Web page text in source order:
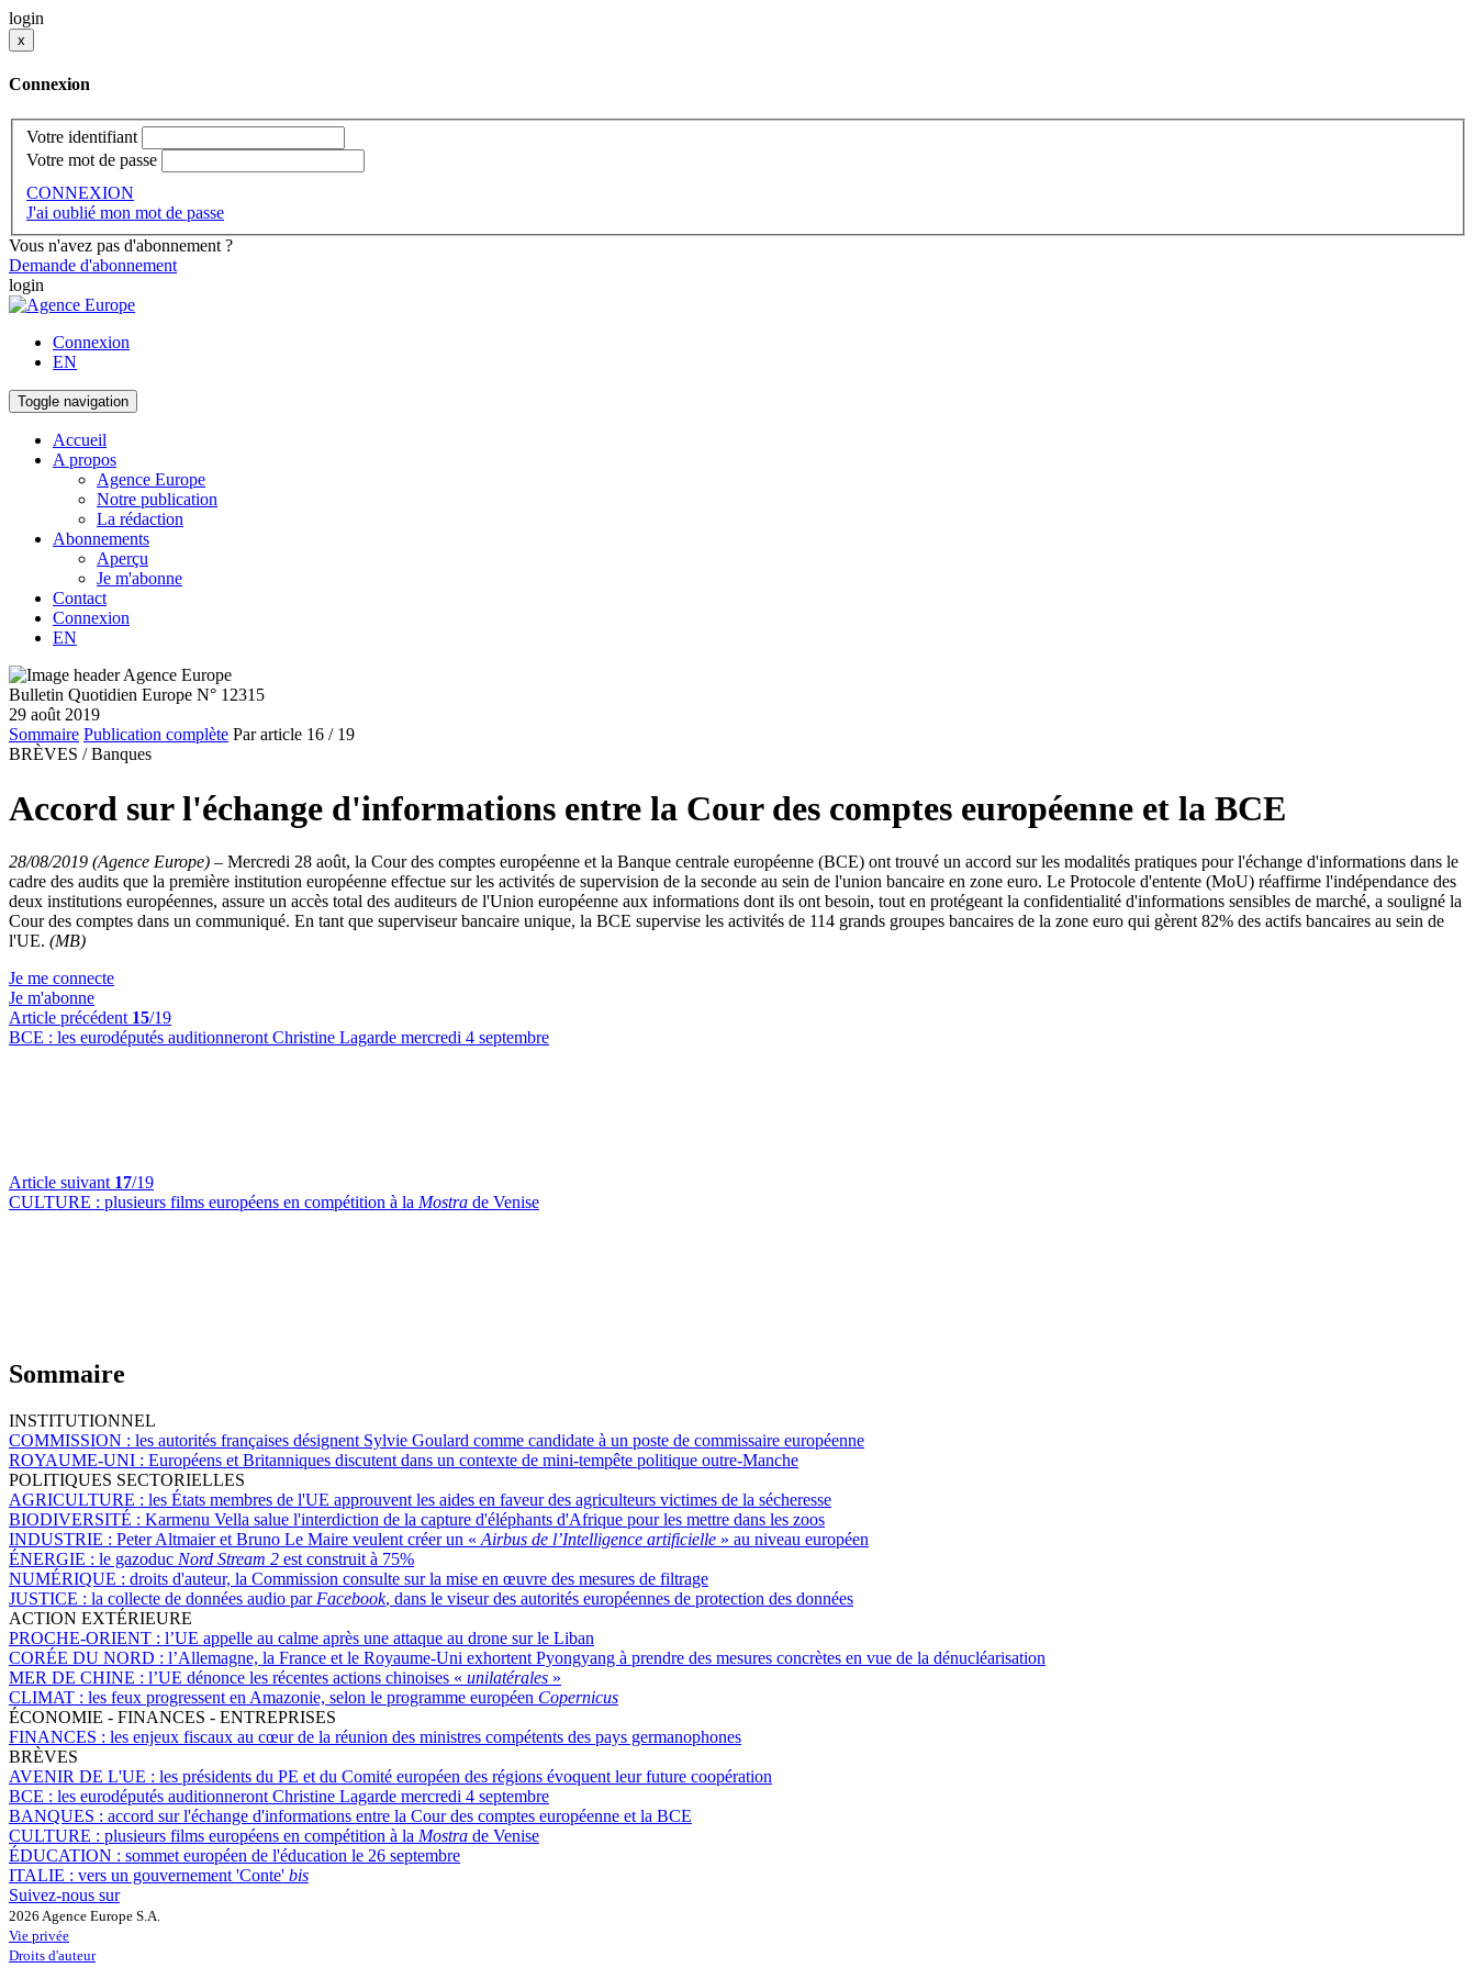
login
x
Connexion
Votre identifiant
Votre mot de passe
CONNEXION
J'ai oublié mon mot de passe
Vous n'avez pas d'abonnement ?
Demande d'abonnement
login
Connexion
EN
Toggle navigation
Accueil
A propos
Agence Europe
Notre publication
La rédaction
Abonnements
Aperçu
Je m'abonne
Contact
Connexion
EN
Bulletin Quotidien Europe N° 12315
29 août 2019
Sommaire Publication complète Par article 16 / 19
BRÈVES / Banques
Accord sur l'échange d'informations entre la Cour des comptes européenne et la BCE
28/08/2019 (Agence Europe) – Mercredi 28 août, la Cour des comptes européenne et la Banque centrale européenne (BCE) ont trouvé un accord sur les modalités pratiques pour l'échange d'informations dans le
cadre des audits que la première institution européenne effectue sur les activités de supervision de la seconde au sein de l'union bancaire en zone euro. Le Protocole d'entente (MoU) réaffirme l'indépendance des
deux institutions européennes, assure un accès total des auditeurs de l'Union européenne aux informations dont ils ont besoin, tout en protégeant la confidentialité d'informations sensibles de marché, a souligné la
Cour des comptes dans un communiqué. En tant que superviseur bancaire unique, la BCE supervise les activités de 114 grands groupes bancaires de la zone euro qui gèrent 82% des actifs bancaires au sein de
l'UE. (MB)
Je me connecte
Je m'abonne
Article précédent 15/19
BCE : les eurodéputés auditionneront Christine Lagarde mercredi 4 septembre
Article suivant 17/19
CULTURE : plusieurs films européens en compétition à la Mostra de Venise
Sommaire
INSTITUTIONNEL
COMMISSION : les autorités françaises désignent Sylvie Goulard comme candidate à un poste de commissaire européenne
ROYAUME-UNI : Européens et Britanniques discutent dans un contexte de mini-tempête politique outre-Manche
POLITIQUES SECTORIELLES
AGRICULTURE : les États membres de l'UE approuvent les aides en faveur des agriculteurs victimes de la sécheresse
BIODIVERSITÉ : Karmenu Vella salue l'interdiction de la capture d'éléphants d'Afrique pour les mettre dans les zoos
INDUSTRIE : Peter Altmaier et Bruno Le Maire veulent créer un « Airbus de l’Intelligence artificielle » au niveau européen
ÉNERGIE : le gazoduc Nord Stream 2 est construit à 75%
NUMÉRIQUE : droits d'auteur, la Commission consulte sur la mise en œuvre des mesures de filtrage
JUSTICE : la collecte de données audio par Facebook, dans le viseur des autorités européennes de protection des données
ACTION EXTÉRIEURE
PROCHE-ORIENT : l’UE appelle au calme après une attaque au drone sur le Liban
CORÉE DU NORD : l’Allemagne, la France et le Royaume-Uni exhortent Pyongyang à prendre des mesures concrètes en vue de la dénucléarisation
MER DE CHINE : l’UE dénonce les récentes actions chinoises « unilatérales »
CLIMAT : les feux progressent en Amazonie, selon le programme européen Copernicus
ÉCONOMIE - FINANCES - ENTREPRISES
FINANCES : les enjeux fiscaux au cœur de la réunion des ministres compétents des pays germanophones
BRÈVES
AVENIR DE L'UE : les présidents du PE et du Comité européen des régions évoquent leur future coopération
BCE : les eurodéputés auditionneront Christine Lagarde mercredi 4 septembre
BANQUES : accord sur l'échange d'informations entre la Cour des comptes européenne et la BCE
CULTURE : plusieurs films européens en compétition à la Mostra de Venise
ÉDUCATION : sommet européen de l'éducation le 26 septembre
ITALIE : vers un gouvernement 'Conte' bis
Suivez-nous sur
2026 Agence Europe S.A.
Vie privée
Droits d'auteur